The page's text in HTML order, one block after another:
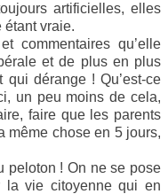
artificielles, elles
étant vraie.
commentaires qu’elle
et de plus en plus
dérange ! Qu’est-ce
un peu moins de cela,
faire que les parents
même chose en 5 jours,
peloton ! On ne se pose
la vie citoyenne qui en